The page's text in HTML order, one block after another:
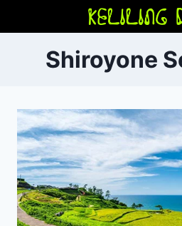
Shiroyone